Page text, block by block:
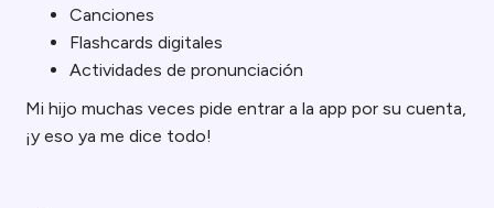
Canciones
Flashcards digitales
Actividades de pronunciación
Mi hijo muchas veces pide entrar a la app por su cuenta,
¡y eso ya me dice todo!